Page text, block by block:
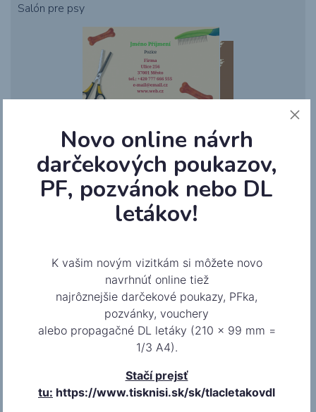
Salón pre psy
Líčidlá
Novo online návrh
darčekových poukazov,
PF, pozvánok nebo DL
letákov!
K vašim novým vizitkám si môžete novo
navrhnúť online tiež
najrôznejšie darčekové poukazy, PFka,
pozvánky, vouchery
alebo propagačné DL letáky (210 x 99 mm =
1/3 A4).
Stačí prejsť
tu: https://www.tisknisi.sk/sk/tlacletakovdl